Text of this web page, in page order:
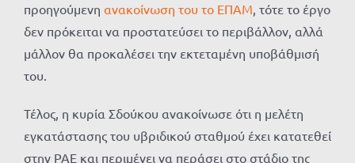
προηγούμενη ανακοίνωση του το ΕΠΑΜ, τότε το έργο
δεν πρόκειται να προστατεύσει το περιβάλλον, αλλά
μάλλον θα προκαλέσει την εκτεταμένη υποβάθμισή
του.
Τέλος, η κυρία Σδούκου ανακοίνωσε ότι η μελέτη
εγκατάστασης του υβριδικού σταθμού έχει κατατεθεί
στην ΡΑΕ και περιμένει να περάσει στο στάδιο της